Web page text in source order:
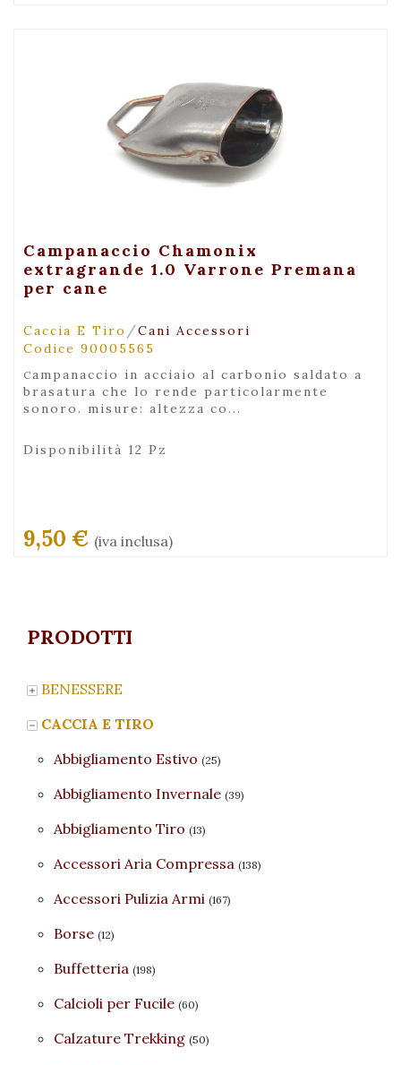
+ Visualizza
Campanaccio Chamonix
extragrande 1.0 Varrone Premana
per cane
Caccia E Tiro /Cani Accessori
Codice 90005565
campanaccio in acciaio al carbonio saldato a
brasatura che lo rende particolarmente
sonoro. misure: altezza co...
Disponibilità 12 Pz
9,50 € (iva inclusa)
PRODOTTI
BENESSERE
CACCIA E TIRO
Abbigliamento Estivo (25)
Abbigliamento Invernale (39)
Abbigliamento Tiro (13)
Accessori Aria Compressa (138)
Accessori Pulizia Armi (167)
Borse (12)
Buffetteria (198)
Calcioli per Fucile (60)
Calzature Trekking (50)